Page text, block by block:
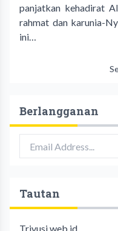
panjatkan kehadirat
rahmat dan karunia-
ini…
Berlangganan
Tautan
Trivusi.web.id